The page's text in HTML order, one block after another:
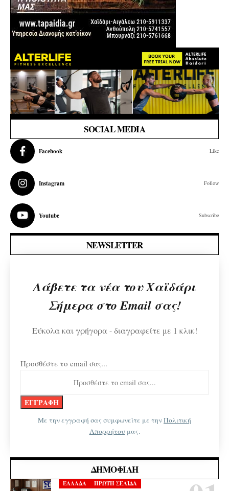
SOCIAL MEDIA
Facebook Like
Instagram Follow
Youtube Subscribe
NEWSLETTER
Λάβετε τα νέα του Χαϊδάρι
Σήμερα στο Email σας!
Εύκολα και γρήγορα - διαγραφείτε με 1 κλικ!
Προσθέστε το email σας...
Με την εγγραφή σας συμφωνείτε με τηνΠολιτική
Απορρήτου μας.
ΔΗΜΟΦΙΛΉ
ΕΛΛΑΔΑ ΠΡΩΤΗ ΣΕΛΙΔΑ